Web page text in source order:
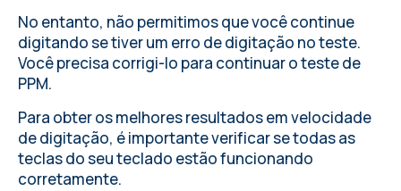
No entanto, não permitimos que você continue
digitando se tiver um erro de digitação no teste.
Você precisa corrigi-lo para continuar o teste de
PPM.
Para obter os melhores resultados em velocidade
de digitação, é importanteverificar se todas as
teclas do seu teclado estão funcionando
corretamente.